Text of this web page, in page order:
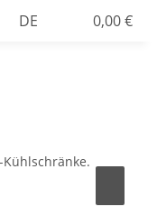
DE 0,00 €